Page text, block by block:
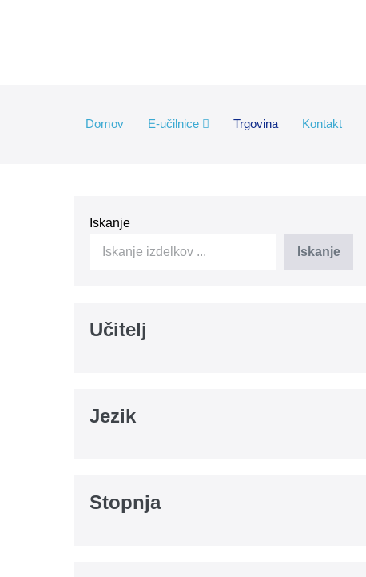
Domov E-učilnice Trgovina Kontakt
Iskanje
Iskanje
Učitelj
Jezik
Stopnja